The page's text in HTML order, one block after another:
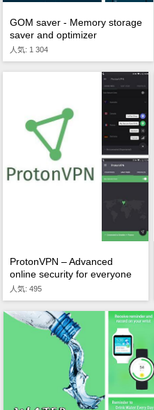
GOM saver - Memory storage
saver and optimizer
人気: 1 304
ProtonVPN – Advanced
online security for everyone
人気: 495